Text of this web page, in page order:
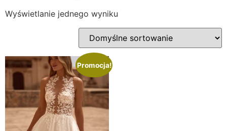
Wyświetlanie jednego wyniku
Promocja!